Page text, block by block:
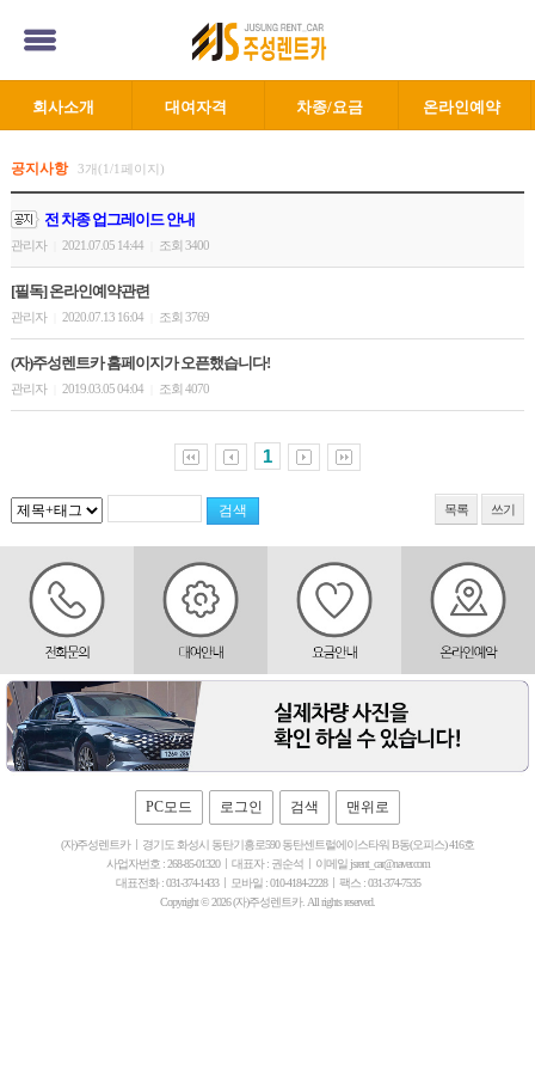
회사소개 대여자격 차종/요금 온라인예약
공지사항 3개(1/1페이지)
전 차종 업그레이드 안내
관리자 2021.07.05 14:44 조회 3400
[필독] 온라인예약관련
관리자 2020.07.13 16:04 조회 3769
(자)주성렌트카 홈페이지가 오픈했습니다!
관리자 2019.03.05 04:04 조회 4070
1
목록 쓰기
PC모드 로그인 검색 맨위로
(자)주성렌트카
경기도 화성시 동탄기흥로590 동탄센트럴에이스타워 B동(오피스) 416호
사업자번호 : 268-85-01320
대표자 : 권순석
이메일 jsrent_car@naver.com
대표전화 : 031-374-1433
모바일 : 010-4184-2228
팩스 : 031-374-7535
Copyright © 2026 (자)주성렌트카. All rights reserved.